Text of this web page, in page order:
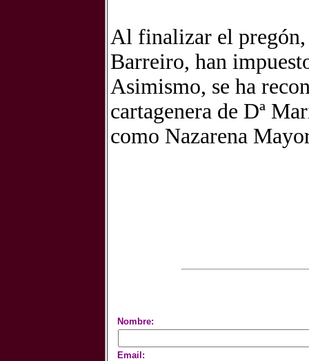
Al finalizar el pregón,
Barreiro, han
Asimismo, se ha
cartagenera de Dª
como Nazarena
Nombre:
Email: